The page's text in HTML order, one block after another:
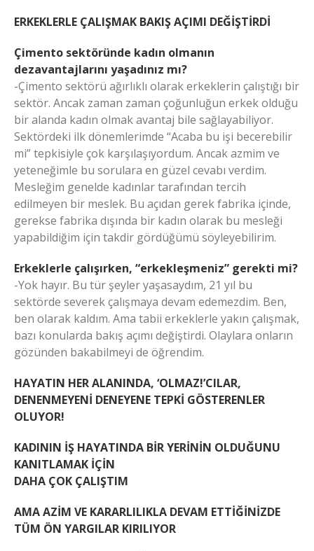
ERKEKLERLE ÇALIŞMAK BAKIŞ AÇIMI DEĞİŞTİRDİ
Çimento sektöründe kadın olmanın
dezavantajlarını yaşadınız mı?
-Çimento sektörü ağırlıklı olarak erkeklerin çalıştığı bir
sektör. Ancak zaman zaman çoğunluğun erkek olduğu
bir alanda kadın olmak avantaj bile sağlayabiliyor.
Sektördeki ilk dönemlerimde “Acaba bu işi becerebilir
mi” tepkisiyle çok karşılaşıyordum. Ancak azmim ve
yeteneğimle bu sorulara en güzel cevabı verdim.
Mesleğim genelde kadınlar tarafından tercih
edilmeyen bir meslek. Bu açıdan gerek fabrika içinde,
gerekse fabrika dışında bir kadın olarak bu mesleği
yapabildiğim için takdir gördüğümü söyleyebilirim.
Erkeklerle çalışırken, “erkekleşmeniz” gerekti mi?
-Yok hayır. Bu tür şeyler yaşasaydım, 21 yıl bu
sektörde severek çalışmaya devam edemezdim. Ben,
ben olarak kaldım. Ama tabii erkeklerle yakın çalışmak,
bazı konularda bakış açımı değiştirdi. Olaylara onların
gözünden bakabilmeyi de öğrendim.
HAYATIN HER ALANINDA, ‘OLMAZ!’CILAR,
DENENMEYENİ DENEYENE TEPKİ GÖSTERENLER
OLUYOR!
KADININ İŞ HAYATINDA BİR YERİNİN OLDUĞUNU
KANITLAMAK İÇİN
DAHA ÇOK ÇALIŞTIM
AMA AZİM VE KARARLILIKLA DEVAM ETTİĞİNİZDE
TÜM ÖN YARGILAR KIRILIYOR